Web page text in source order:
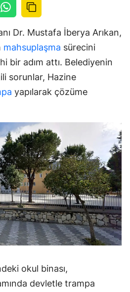
Dr. Mustafa İberya Arıkan,
mahsuplaşma sürecini
bir adım attı. Belediyenin
sorunlar, Hazine
yapılarak çözüme
okul binası,
devletle trampa